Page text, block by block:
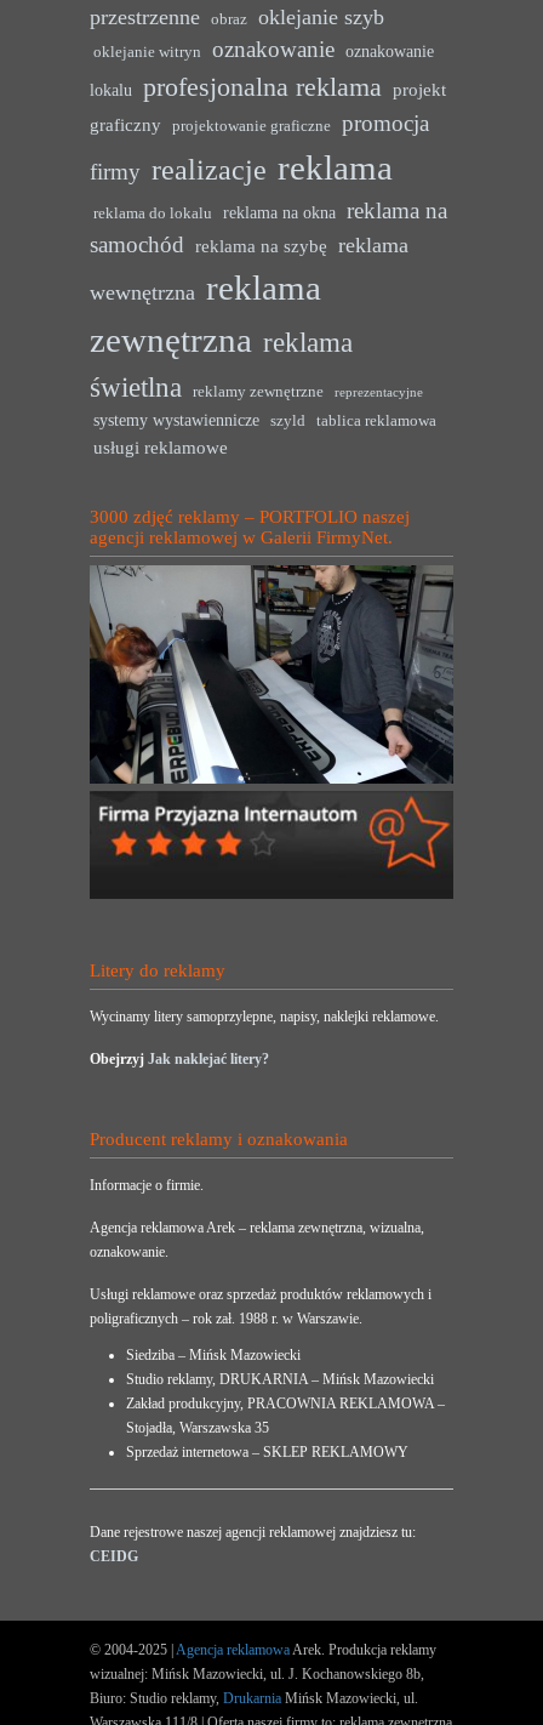
przestrzenne
obraz oklejanie szyb
oklejanie witryn oznakowanie oznakowanie
lokalu profesjonalna reklama projekt
graficzny
projektowanie graficzne
promocja
firmy realizacje reklama
reklama do lokalu reklama na okna reklama na
samochód reklama na szybę reklama
wewnętrzna reklama
zewnętrzna reklama
świetlna
reklamy zewnętrzne reprezentacyjne
systemy wystawiennicze szyld tablica reklamowa
usługi reklamowe
3000 zdjęć reklamy – PORTFOLIO naszej
agencji reklamowej w Galerii FirmyNet.
Litery do reklamy
Wycinamy litery samoprzylepne, napisy, naklejki reklamowe.
Obejrzyj Jak naklejać litery?
Producent reklamy i oznakowania
Informacje o firmie.
Agencja reklamowa Arek – reklama zewnętrzna, wizualna,
oznakowanie.
Usługi reklamowe oraz sprzedaż produktów reklamowych i
poligraficznych – rok zał. 1988 r. w Warszawie.
Siedziba – Mińsk Mazowiecki
Studio reklamy, DRUKARNIA – Mińsk Mazowiecki
Zakład produkcyjny, PRACOWNIA REKLAMOWA –
Stojadła, Warszawska 35
Sprzedaż internetowa – SKLEP REKLAMOWY
Dane rejestrowe naszej agencji reklamowej znajdziesz tu:
CEIDG
© 2004-2025 | Agencja reklamowaArek. Produkcja reklamy
wizualnej: Mińsk Mazowiecki, ul. J. Kochanowskiego 8b,
Biuro: Studio reklamy, Drukarnia Mińsk Mazowiecki, ul.